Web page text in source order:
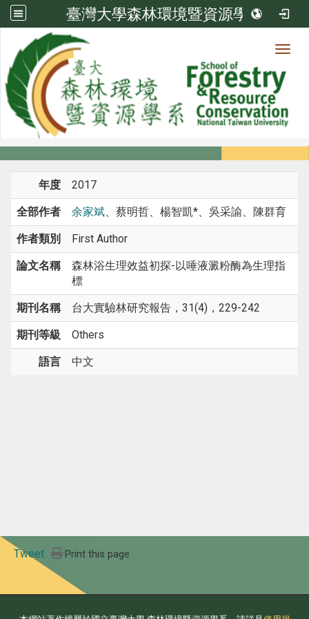
臺灣大學森林環境暨資源學系
系所成員
系所成員
年度 2017
全部作者 余家斌、蔡明哲、楊智凱*、吳采諭、陳群育
作者類別 First Author
論文名稱
森林浴生理效益初探-以唾液澱粉酶為生理指
標
期刊名稱 台大實驗林研究報告，31(4)，229-242
期刊等級 Others
語言 中文
Tweet Print this page